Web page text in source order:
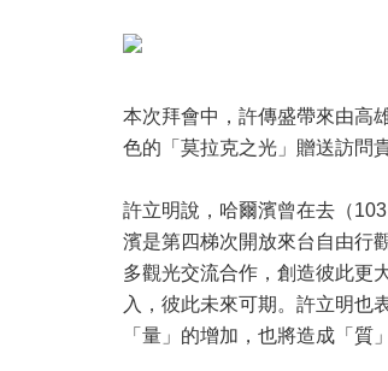
本次拜會中，許傳盛帶來由高
色的「莫拉克之光」贈送訪問
許立明說，哈爾濱曾在去（
濱是第四梯次開放來台自由行
多觀光交流合作，創造彼此更
入，彼此未來可期。許立明也
「量」的增加，也將造成「質